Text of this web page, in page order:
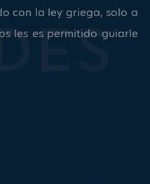
con la ley griega, solo a
les es permitido guiarle